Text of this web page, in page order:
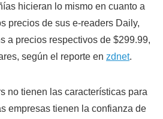
hicieran lo mismo en cuanto a
precios de sus e-readers Daily,
a precios respectivos de $299.99,
según el reporte en zdnet.
no tienen las características para
empresas tienen la confianza de